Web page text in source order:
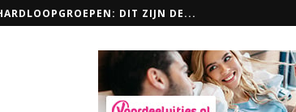
DIT ZIJN DE...